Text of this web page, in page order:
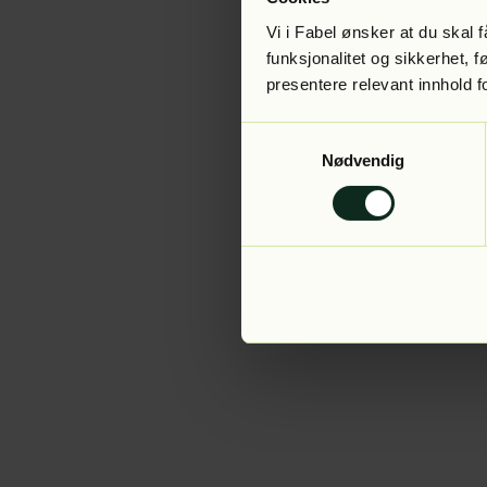
Vi i Fabel ønsker at du skal
funksjonalitet og sikkerhet,
presentere relevant innhold
Nødvendig
Application